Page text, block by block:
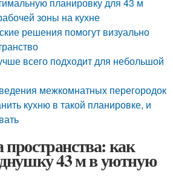
зоны на кухне
решения помогут визуально
всего подходит для небольшой
межкомнатных перегородок
кухню в такой планировке, и
как
43 м в уютную